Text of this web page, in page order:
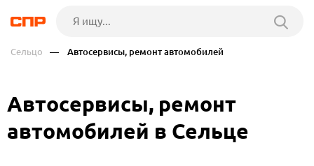
Сельцо — Автосервисы, ремонт автомобилей
Автосервисы, ремонт
автомобилей в Сельце